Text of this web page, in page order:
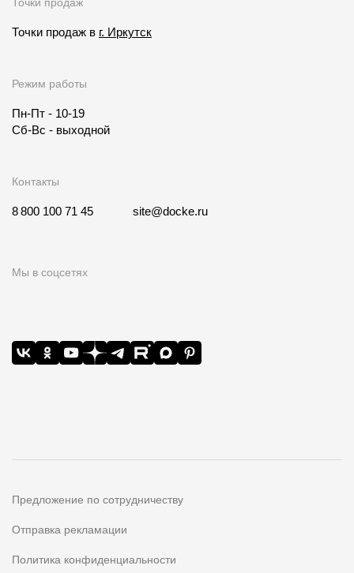
Точки продаж в г. Иркутск
Режим работы
Пн-Пт - 10-19
Сб-Вс - выходной
Контакты
8 800 100 71 45 site@docke.ru
Мы в соцсетях
Предложение по сотрудничеству
Отправка рекламации
Политика конфиденциальности